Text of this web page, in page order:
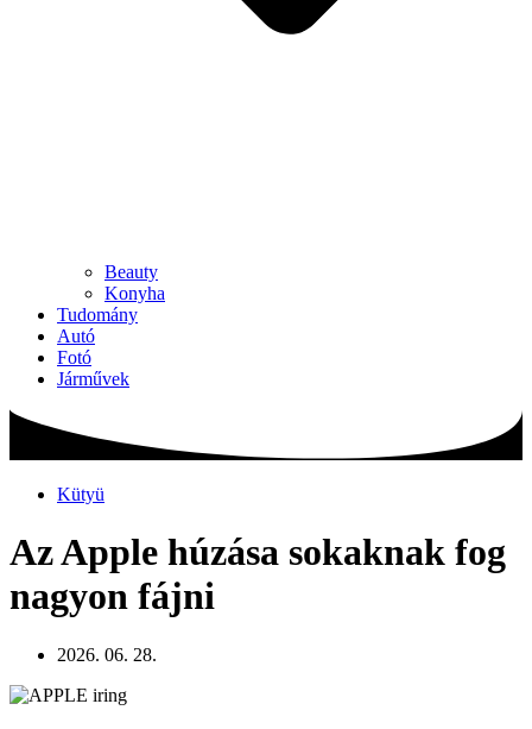
Beauty
Konyha
Tudomány
Autó
Fotó
Járművek
Kütyü
Az Apple húzása sokaknak fog
nagyon fájni
2026. 06. 28.